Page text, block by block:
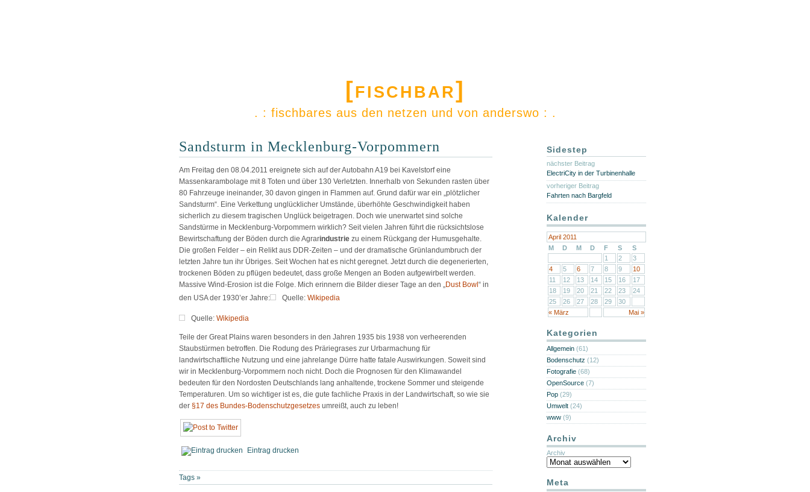
[fischbar]
. : fischbares aus den netzen und von anderswo : .
Sandsturm in Mecklenburg-Vorpommern
Am Freitag den 08.04.2011 ereignete sich auf der Autobahn A19 bei Kavelstorf eine
Massenkarambolage mit 8 Toten und über 130 Verletzten. Innerhalb von Sekunden rasten über
80 Fahrzeuge ineinander, 30 davon gingen in Flammen auf. Grund dafür war ein „plötzlicher
Sandsturm“. Eine Verkettung unglücklicher Umstände, überhöhte Geschwindigkeit haben
sicherlich zu diesem tragischen Unglück beigetragen. Doch wie unerwartet sind solche
Sandstürme in Mecklenburg-Vorpommern wirklich? Seit vielen Jahren führt die rücksichtslose
Bewirtschaftung der Böden durch die Agrarindustrie zu einem Rückgang der Humusgehalte.
Die großen Felder – ein Relikt aus DDR-Zeiten – und der dramatische Grünlandumbruch der
letzten Jahre tun ihr Übriges. Seit Wochen hat es nicht geregnet. Jetzt durch die degenerierten,
trockenen Böden zu pflügen bedeutet, dass große Mengen an Boden aufgewirbelt werden.
Massive Wind-Erosion ist die Folge. Mich erinnern die Bilder dieser Tage an den „Dust Bowl “ in
den USA der 1930’er Jahre:
Quelle: Wikipedia
Quelle: Wikipedia
Teile der Great Plains waren besonders in den Jahren 1935 bis 1938 von verheerenden
Staubstürmen betroffen. Die Rodung des Präriegrases zur Urbarmachung für
landwirtschaftliche Nutzung und eine jahrelange Dürre hatte fatale Auswirkungen. Soweit sind
wir in Mecklenburg-Vorpommern noch nicht. Doch die Prognosen für den Klimawandel
bedeuten für den Nordosten Deutschlands lang anhaltende, trockene Sommer und steigende
Temperaturen. Um so wichtiger ist es, die gute fachliche Praxis in der Landwirtschaft, so wie sie
der §17 des Bundes-Bodenschutzgesetzes umreißt, auch zu leben!
Eintrag drucken
Tags »
Sidestep
nächster Beitrag
ElectriCity in der Turbinenhalle
vorheriger Beitrag
Fahrten nach Bargfeld
Kalender
April 2011
M
D M D F S S
« März Mai »
1 2
3
4
5 6 7 8 9
10
11
12 13 14 15 16
17
18
19 20 21 22 23
24
25
26 27 28 29 30
Kategorien
Allgemein (61)
Bodenschutz (12)
Fotografie (68)
OpenSource (7)
Pop (29)
Umwelt (24)
www (9)
Archiv
Archiv
Meta